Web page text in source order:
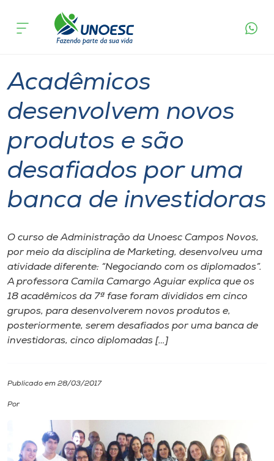
Cursos
Pesquisa
Atendimento ao Estudante
Portal de Ensino
Internacionalização
I.nova
Diplomados
Biblioteca
acontece
Acadêmicos
desenvolvem novos
produtos e são
desafiados por uma
banca de investidoras
O curso de Administração da Unoesc Campos Novos,
por meio da disciplina de Marketing, desenvolveu uma
atividade diferente: “Negociando com os diplomados”.
A professora Camila Camargo Aguiar explica que os
18 acadêmicos da 7ª fase foram divididos em cinco
grupos, para desenvolverem novos produtos e,
posteriormente, serem desafiados por uma banca de
investidoras, cinco diplomadas […]
Publicado em 28/03/2017
Por